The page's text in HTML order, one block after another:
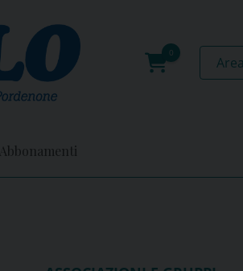
0
Abbonamenti